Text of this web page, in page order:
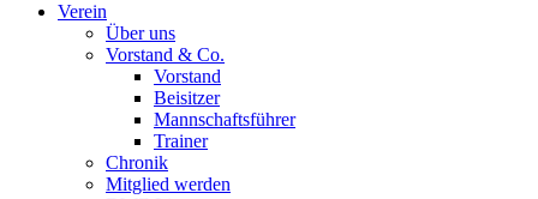
Verein
Über uns
Vorstand & Co.
Vorstand
Beisitzer
Mannschaftsführer
Trainer
Chronik
Mitglied werden